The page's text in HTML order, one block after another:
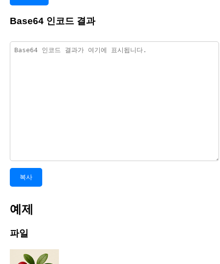
Base64 인코드 결과
복사
예제
파일